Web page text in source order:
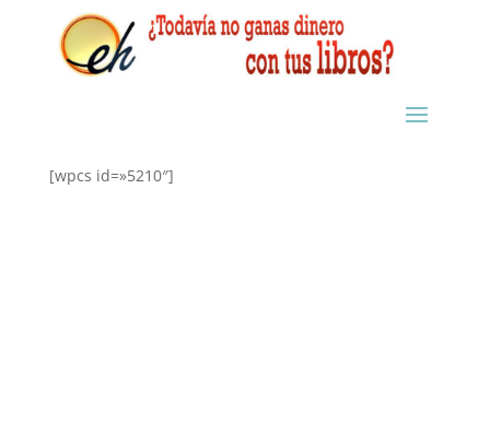
[wpcs id=»5210″]